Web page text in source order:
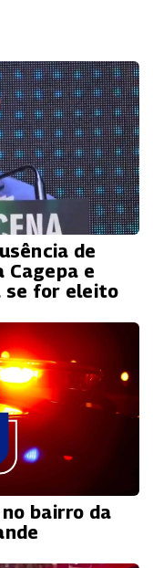
de
Cagepa e
se for eleito
bairro da